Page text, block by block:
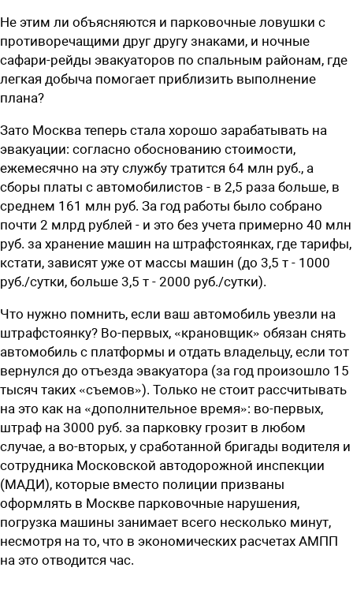
Не этим ли объясняются и парковочные ловушки с
противоречащими друг другу знаками, и ночные
сафари-рейды эвакуаторов по спальным районам, где
легкая добыча помогает приблизить выполнение
плана?
Зато Москва теперь стала хорошо зарабатывать на
эвакуации: согласно обоснованию стоимости,
ежемесячно на эту службу тратится 64 млн руб., а
сборы платы с автомобилистов - в 2,5 раза больше, в
среднем 161 млн руб. За год работы было собрано
почти 2 млрд рублей - и это без учета примерно 40 млн
руб. за хранение машин на штрафстоянках, где тарифы,
кстати, зависят уже от массы машин (до 3,5 т - 1000
руб./сутки, больше 3,5 т - 2000 руб./сутки).
Что нужно помнить, если ваш автомобиль увезли на
штрафстоянку? Во-первых, «крановщик» обязан снять
автомобиль с платформы и отдать владельцу, если тот
вернулся до отъезда эвакуатора (за год произошло 15
тысяч таких «съемов»). Только не стоит рассчитывать
на это как на «дополнительное время»: во-первых,
штраф на 3000 руб. за парковку грозит в любом
случае, а во-вторых, у сработанной бригады водителя и
сотрудника Московской автодорожной инспекции
(МАДИ), которые вместо полиции призваны
оформлять в Москве парковочные нарушения,
погрузка машины занимает всего несколько минут,
несмотря на то, что в экономических расчетах АМПП
на это отводится час.